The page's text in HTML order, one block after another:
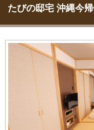
たびの邸宅 沖縄今